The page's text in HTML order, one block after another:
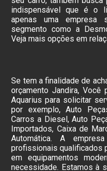
indispensável que é o
apenas uma
segmento como a
Veja mais opções em
Se tem a finalidade de
orçamento Jandira,
Aquarius para solicitar
por exemplo, Auto
Carros a Diesel, Auto
Importados, Caixa de
Automática. A
profissionais qualificados
em equipamentos
necessidade. Estamos à